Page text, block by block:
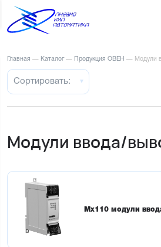
Главная — Каталог — Продукция ОВЕН — Модули
Сортировать:
Модули ввода/
Мх110 модули